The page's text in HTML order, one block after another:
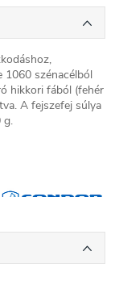
1060 szénacélból
hikkori fából (fehér
A fejszefej súlya
g.
is gyárt.
például